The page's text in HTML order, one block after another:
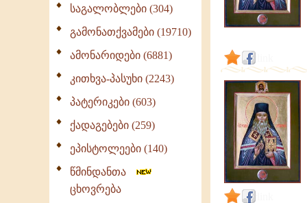
საგალობლები (304)
გამონათქვამები (19710)
ამონარიდები (6881)
კითხვა-პასუხი (2243)
პატერიკები (603)
ქადაგებები (259)
ეპისტოლეები (140)
წმინდანთა
ცხოვრება